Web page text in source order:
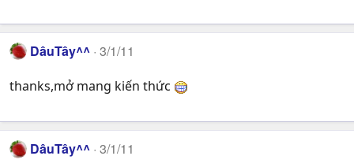
DâuTây^^ 3/1/11
thanks,mở mang kiến thức
DâuTây^^ 3/1/11